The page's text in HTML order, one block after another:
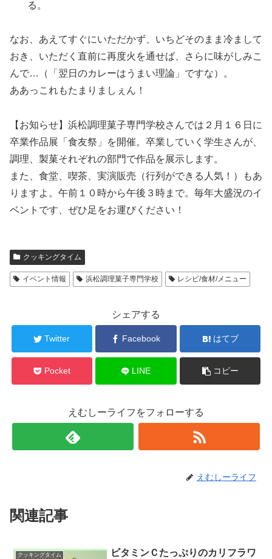
る。
なお、あえてすぐにいただかず、いちどそのまま冷まして
おき、いただく直前に再度火を通せば、さらに味がしみこ
んで…（「翌日のカレーはうまい理論」ですな）。
ああっこれもたまりましぇん！
【お知らせ】浜松調理菓子専門学校さんでは２月１６日に
卒業作品展「食友祭」を開催。卒業していく学生さんが、
調理、製菓それぞれの部門で作品を展示します。
また、食堂、喫茶、実演販売（行列ができる人気！）もあ
りますよ。午前１０時から午後３時まで。毎年大盛況のイ
ベントです、ぜひ足をお運びください！
クッキングタイム
イベント情報 浜松調理菓子専門学校 レシピ/食材/メニュー
シェアする
Twitter Facebook はてブ
Pocket LINE コピー
えむしーライフをフォローする
えむしーライフ
関連記事
クッキングタイム
ビタミンＣたっぷりのカリフラワ